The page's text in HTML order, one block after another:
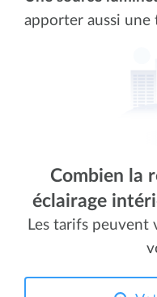
apporter aussi une
Combien la
éclairage
Les tarifs